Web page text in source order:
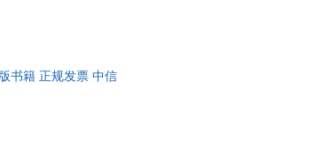
也或许是生于斯、长于斯，魂牵梦萦的
市固有的印象， 是?，将重庆重重封锁，
书籍 正规发票 中信